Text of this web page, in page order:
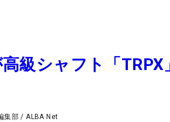
級シャフト「
集部 /ALBA Net